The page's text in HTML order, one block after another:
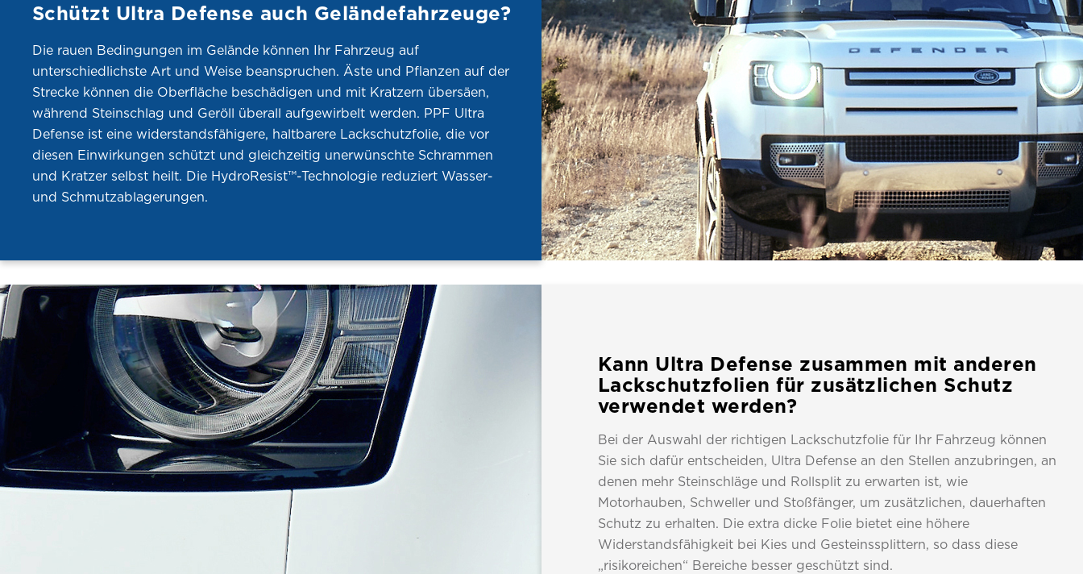
Schützt Ultra Defense auch Geländefahrzeuge?
Die rauen Bedingungen im Gelände können Ihr Fahrzeug auf
unterschiedlichste Art und Weise beanspruchen. Äste und Pflanzen auf der
Strecke können die Oberfläche beschädigen und mit Kratzern übersäen,
während Steinschlag und Geröll überall aufgewirbelt werden. PPF Ultra
Defense ist eine widerstandsfähigere, haltbarere Lackschutzfolie, die vor
diesen Einwirkungen schützt und gleichzeitig unerwünschte Schrammen
und Kratzer selbst heilt. Die HydroResist™-Technologie reduziert Wasser-
und Schmutzablagerungen.
Kann Ultra Defense zusammen mit anderen
Lackschutzfolien für zusätzlichen Schutz
verwendet werden?
Bei der Auswahl der richtigen Lackschutzfolie für Ihr Fahrzeug können
Sie sich dafür entscheiden, Ultra Defense an den Stellen anzubringen, an
denen mehr Steinschläge und Rollsplit zu erwarten ist, wie
Motorhauben, Schweller und Stoßfänger, um zusätzlichen, dauerhaften
Schutz zu erhalten. Die extra dicke Folie bietet eine höhere
Widerstandsfähigkeit bei Kies und Gesteinssplittern, so dass diese
„risikoreichen“ Bereiche besser geschützt sind.